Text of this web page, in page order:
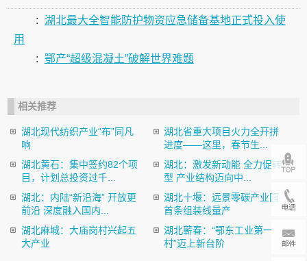
: 湖北最大全智能防护物资应急储备基地正式投入使
用
: 鄂产“超级混凝土”破解世界难题
相关推荐
湖北现代纺织产业“布”同凡
响
湖北省重大项目火力全开拼
进度——这里，春节生...
湖北黄石：集中签约82个项
目，计划总投资过千...
湖北：激发新动能 全力促转
型 产业结构迈向中...
湖北：内陆“新沿海” 开放更
前沿 深度融入国内...
湖北十堰：远景零碳产业园
首条组装线量产
湖北麻城：大庙岗村兴起五
大产业
湖北蕲春：“鄂东工业第一
村”迈上新台阶